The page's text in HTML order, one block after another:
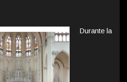
Durante la